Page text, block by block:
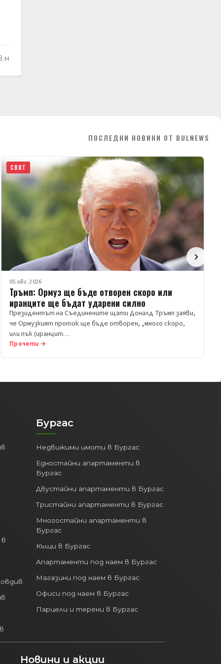
ПОСЛЕДНИ НОВИНИ ОТ BULNEWS
СВЯТ
05 авг. 2026
Тръмп: Ормуз ще бъде отворен скоро или
иранците ще бъдат ударени силно
Президентът на Съединените щати Доналд Тръмп заяви,
че Ормузкият проток ще бъде отворен, „много скоро,
или пък (иранцит…
Прочети →
Бургас
Недвижими имоти в Бургас
Едностайни апартаменти в
Бургас
Двустайни апартаменти в Бургас
Тристайни апартаменти в Бургас
Многостайни апартаменти в
Бургас
Къщи в Бургас
Апартаменти под наем в Бургас
Магазини под наем в Бургас
Офиси под наем в Бургас
Парцели и терени в Бургас
Новини и акции